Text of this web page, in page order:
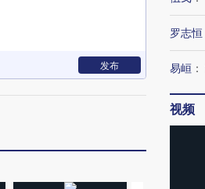
发布
罗志恒
易峘 ：
视频